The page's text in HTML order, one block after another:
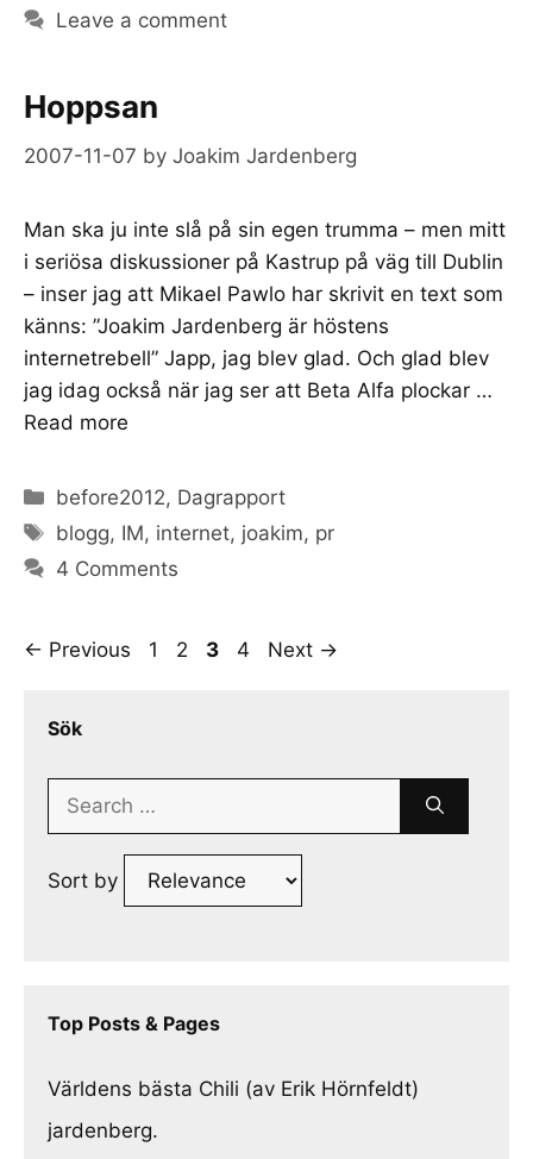
Leave a comment
Hoppsan
2007-11-07 by Joakim Jardenberg
Man ska ju inte slå på sin egen trumma – men mitt
i seriösa diskussioner på Kastrup på väg till Dublin
– inser jag att Mikael Pawlo har skrivit en text som
känns: ”Joakim Jardenberg är höstens
internetrebell” Japp, jag blev glad. Och glad blev
jag idag också när jag ser att Beta Alfa plockar …
Read more
Categories
before2012, Dagrapport
Tags
blogg, IM, internet, joakim, pr
4 Comments
← Previous Page
1 Page
2 Page
3 Page
4 Next →
Sök
Search
Sort by
Top Posts & Pages
Världens bästa Chili (av Erik Hörnfeldt)
jardenberg.